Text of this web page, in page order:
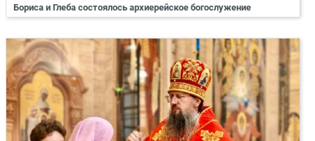
Бориса и Глеба состоялось архиерейское богослужение